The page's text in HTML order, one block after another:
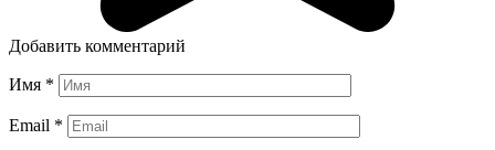
Добавить комментарий
Имя *
Email *